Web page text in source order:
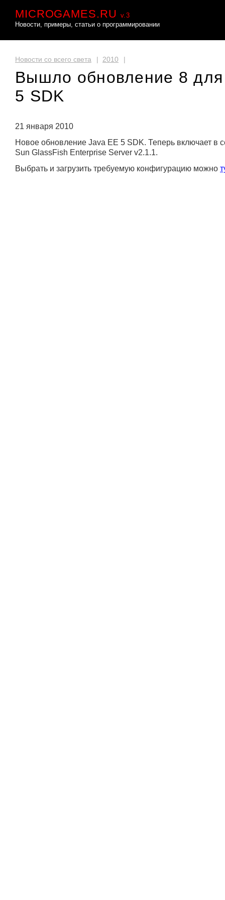
MICROGAMES.RU v.3
Новости, примеры, статьи о программировании
Новости со всего света | 2010 |
Вышло обновление 8
5 SDK
21 января 2010
Новое обновление Java EE 5 SDK. Теперь включает в
Sun GlassFish Enterprise Server v2.1.1.
Выбрать и загрузить требуемую конфигурацию можно